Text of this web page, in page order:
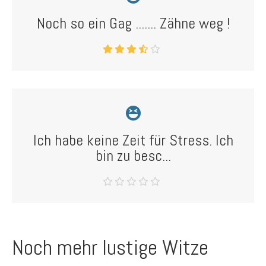
Noch so ein Gag ....... Zähne weg !
Ich habe keine Zeit für Stress. Ich
bin zu besc...
Noch mehr lustige Witze